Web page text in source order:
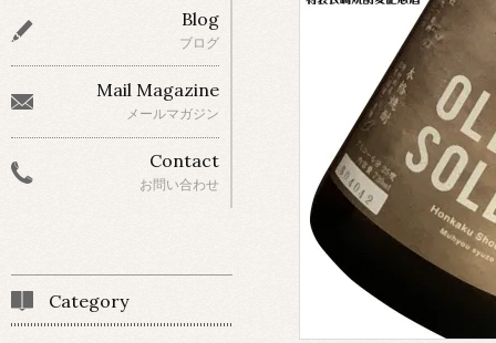
Blog
ブログ
Mail Magazine
メールマガジン
Contact
お問い合わせ
Category